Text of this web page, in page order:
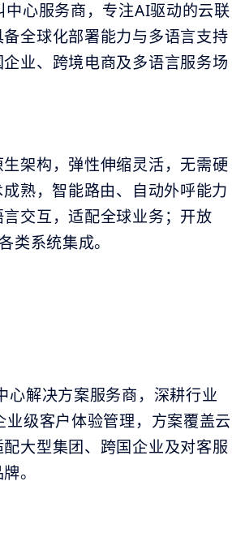
心服务商，专注AI驱动的云联
全球化部署能力与多语言支持
业、跨境电商及多语言服务场
生架构，弹性伸缩灵活，无需硬
熟，智能路由、自动外呼能力
交互，适配全球业务；开放
类系统集成。
心解决方案服务商，深耕行业
级客户体验管理，方案覆盖云
大型集团、跨国企业及对客服
。